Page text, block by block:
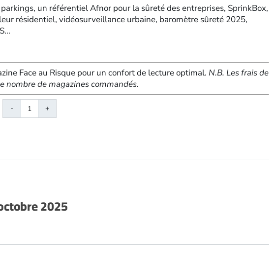
un référentiel Afnor pour la sûreté des entreprises, SprinkBox,
résidentiel, vidéosurveillance urbaine, baromètre sûreté 2025,
Face au Risque pour un confort de lecture optimal. N.B. Les frais de
nombre de magazines commandés.
quantité
-
2025
2025